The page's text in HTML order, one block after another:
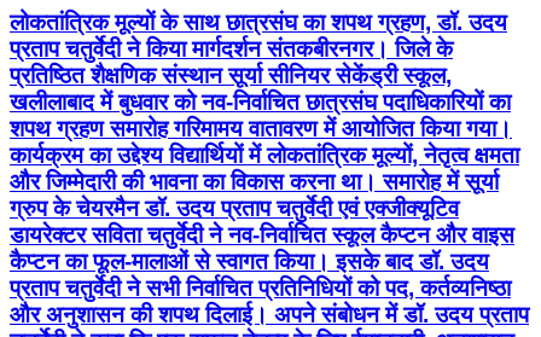
कार्यक्रम का उद्देश्य विद्यार्थियों में लोकतांत्रिक मूल्यों, नेतृत्व क्षमता
और जिम्मेदारी की भावना का विकास करना था। समारोह में सूर्या
ग्रुप के चेयरमैन डॉ. उदय प्रताप चतुर्वेदी एवं एक्जीक्यूटिव
डायरेक्टर सविता चतुर्वेदी ने नव-निर्वाचित स्कूल कैप्टन और वाइस
कैप्टन का फूल-मालाओं से स्वागत किया। इसके बाद डॉ. उदय
प्रताप चतुर्वेदी ने सभी निर्वाचित प्रतिनिधियों को पद, कर्तव्यनिष्ठा
और अनुशासन की शपथ दिलाई। अपने संबोधन में डॉ. उदय प्रताप
चतुर्वेदी ने कहा कि एक सफल नेतृत्व के लिए ईमानदारी, अनुशासन
और जिम्मेदारियों का निष्ठापूर्वक निर्वहन आवश्यक है। उन्होंने छात्र
नेताओं से विद्यालय और समाज के लिए प्रेरणास्रोत बनने का आह्वान
किया। वहीं एक्जीक्यूटिव डायरेक्टर सविता चतुर्वेदी ने कहा कि
अनुशासित और जिम्मेदार नेतृत्व ही एक सशक्त समाज की पहचान है